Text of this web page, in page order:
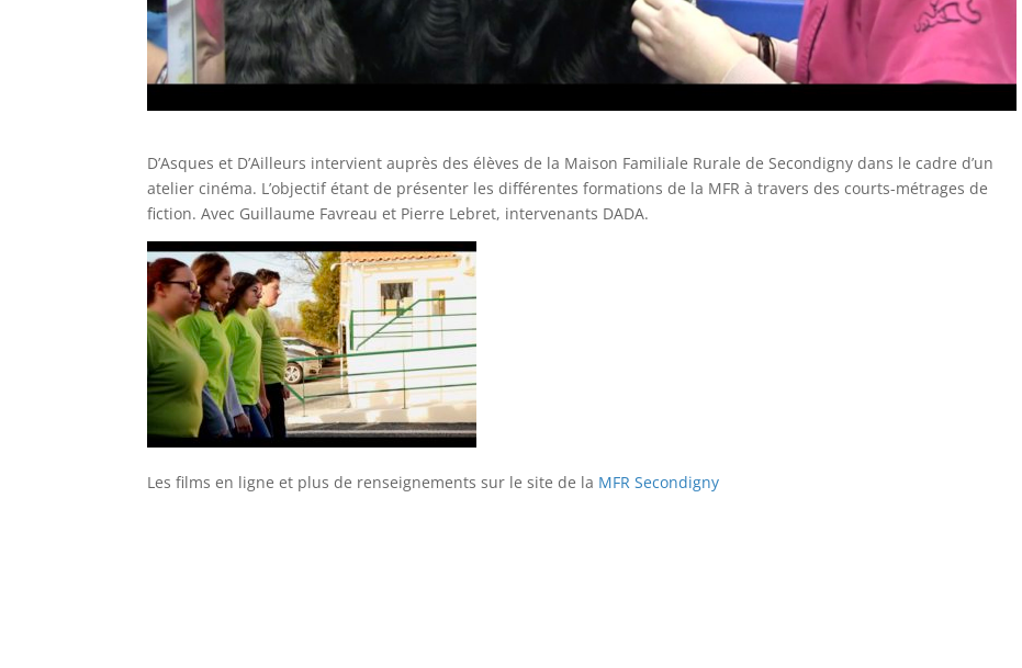
D’Asques et D’Ailleurs intervient auprès des élèves de la Maison Familiale Rurale de Secondigny dans le cadre d’un
atelier cinéma. L’objectif étant de présenter les différentes formations de la MFR à travers des courts-métrages de
fiction. Avec Guillaume Favreau et Pierre Lebret, intervenants DADA.
Les films en ligne et plus de renseignements sur le site de la MFR Secondigny